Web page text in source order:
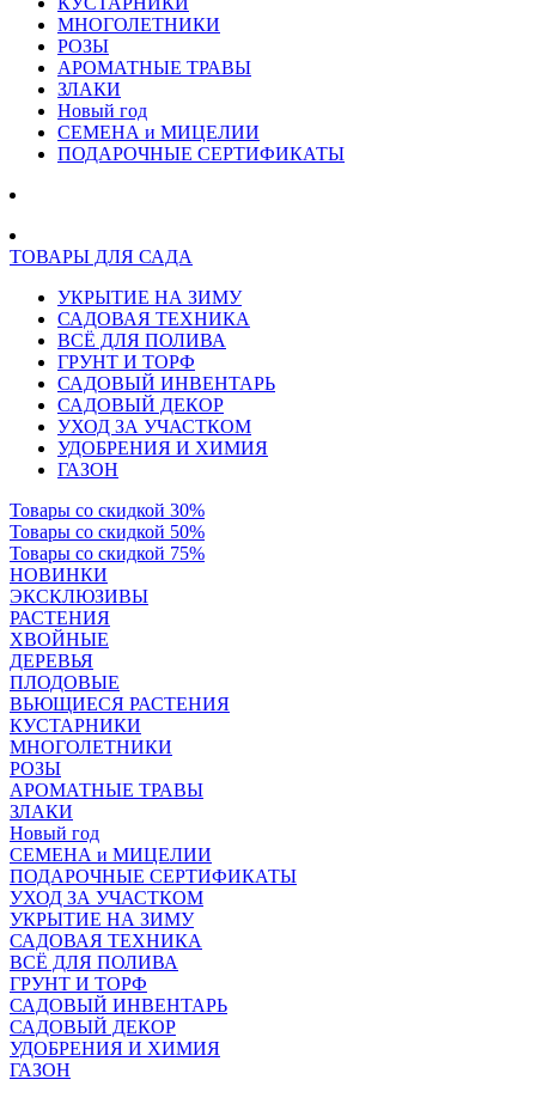
МНОГОЛЕТНИКИ
РОЗЫ
АРОМАТНЫЕ ТРАВЫ
ЗЛАКИ
Новый год
СЕМЕНА и МИЦЕЛИИ
ПОДАРОЧНЫЕ СЕРТИФИКАТЫ
ТОВАРЫ ДЛЯ САДА
УКРЫТИЕ НА ЗИМУ
САДОВАЯ ТЕХНИКА
ВСЁ ДЛЯ ПОЛИВА
ГРУНТ И ТОРФ
САДОВЫЙ ИНВЕНТАРЬ
САДОВЫЙ ДЕКОР
УХОД ЗА УЧАСТКОМ
УДОБРЕНИЯ И ХИМИЯ
ГАЗОН
Товары со скидкой 30%
Товары со скидкой 50%
Товары со скидкой 75%
НОВИНКИ
ЭКСКЛЮЗИВЫ
РАСТЕНИЯ
ХВОЙНЫЕ
ДЕРЕВЬЯ
ПЛОДОВЫЕ
ВЬЮЩИЕСЯ РАСТЕНИЯ
КУСТАРНИКИ
МНОГОЛЕТНИКИ
РОЗЫ
АРОМАТНЫЕ ТРАВЫ
ЗЛАКИ
Новый год
СЕМЕНА и МИЦЕЛИИ
ПОДАРОЧНЫЕ СЕРТИФИКАТЫ
УХОД ЗА УЧАСТКОМ
УКРЫТИЕ НА ЗИМУ
САДОВАЯ ТЕХНИКА
ВСЁ ДЛЯ ПОЛИВА
ГРУНТ И ТОРФ
САДОВЫЙ ИНВЕНТАРЬ
САДОВЫЙ ДЕКОР
УДОБРЕНИЯ И ХИМИЯ
ГАЗОН